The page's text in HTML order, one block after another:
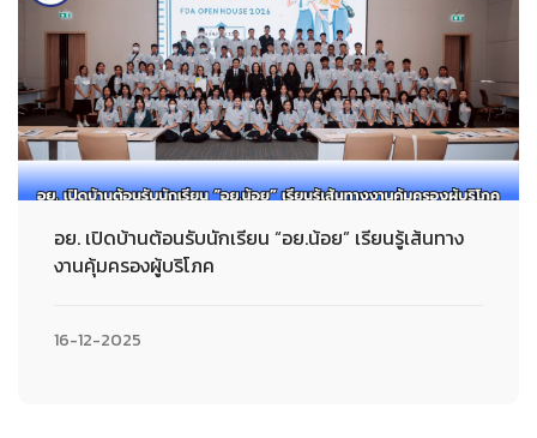
อย. เปิดบ้านต้อนรับนักเรียน “อย.น้อย” เรียนรู้เส้นทาง
งานคุ้มครองผู้บริโภค
16-12-2025